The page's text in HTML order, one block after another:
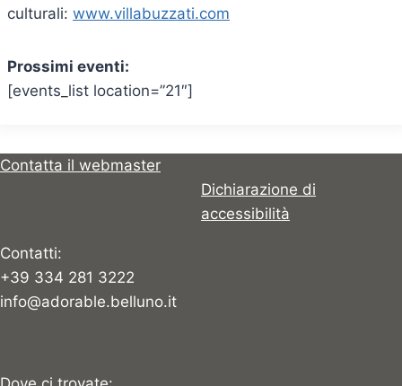
culturali: www.villabuzzati.com
Prossimi eventi:
[events_list location=”21″]
Contatta il webmaster
Dichiarazione di
accessibilità
Contatti:
+39 334 281 3222
info@adorable.belluno.it